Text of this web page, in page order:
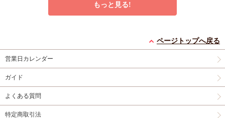
コミコミ特典4Pリー
フレット
神波アユミ
カートに入れる
【有償特典・小冊子】
と高嶺の夫』12P小冊
ーフレット 店舗共通
カートに入れる
セブンティーンシロッ
プス（2）【有償特
ルスタンド】
ィーンシロップス
クリルスタンド コミ
ド 店舗共通特典ペー
予約する
もっと見る!
ページトップへ戻る
営業日カレンダー
ガイド
よくある質問
特定商取引法